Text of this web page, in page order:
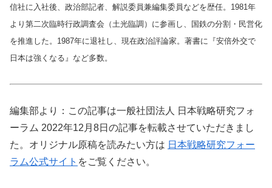
信社に入社後、政治部記者、解説委員兼編集委員などを歴任。1981年
より第二次臨時行政調査会（土光臨調）に参画し、国鉄の分割・民営化
を推進した。1987年に退社し、現在政治評論家。著書に『安倍外交で
日本は強くなる』など多数。
編集部より：この記事は一般社団法人 日本戦略研究フォ
ーラム 2022年12月8日の記事を転載させていただきまし
た。オリジナル原稿を読みたい方は 日本戦略研究フォー
ラム公式サイト をご覧ください。